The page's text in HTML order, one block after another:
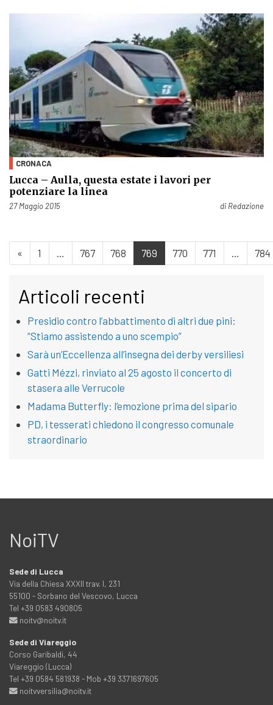
CRONACA
Lucca – Aulla, questa estate i lavori per
potenziare la linea
Pubblicato il
27 Maggio 2015 di Redazione
« 1 767 768 769 770 771 784
Articoli recenti
Presidio contro l’abbattimento di altri due pini:
“Stiamo assistendo a uno scempio”
Sarà un’Eccellenza all’insegna dei derby versiliesi
Gatti Mézzi, rinviato al 25 agosto il concerto di
stasera alle Verrucole
Madama Butterfly: l’emozione prima del sipario
PD, i tesserati chiedono il congresso comunale
straordinario
NoiTV
Sede di Lucca
Via della Chiesa XXXII trav. I, 231
55100 - Sorbano del Vescovo, Lucca
Tel +39 0583 490805
noitv@noitv.it
Sede di Viareggio
Corso Garibaldi, 44
Viareggio (Lucca)
Tel +39 0584 581938 - Mob +39 3371697605
noitvversilia@noitv.it